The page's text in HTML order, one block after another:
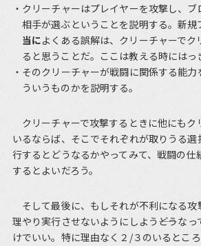
クリーチャーはプレイヤーを攻撃し、
相手が選ぶということを説明する。新規
当によくある誤解は、クリーチャーでク
ると思うことだ。ここは教える時にはっ
そのクリーチャーが戦闘に関係する能
ういうものかを説明する。
クリーチャーで攻撃するときに他にもク
いるならば、そこでそれぞれが取りうる
行するとどうなるかやってみて、戦闘の仕
するとよいだろう。
そして最後に、もしそれが不利になる攻
理やり実行させないようにしよう――どうな
けでいい。特に理由なく２/３のいるとこ